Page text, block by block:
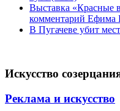
Выставка «Красные
комментарий Ефима
В Пугачеве убит
Искусство
Реклама и искусство